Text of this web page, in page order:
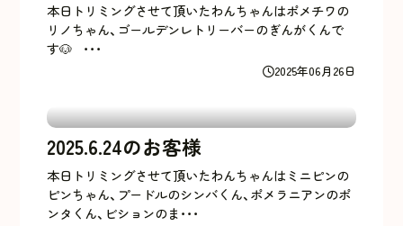
2025年06月26日
本日トリミングさせて頂いたわんちゃんはポメチワの
リノちゃん、ゴールデンレトリーバーのぎんがくんで
す🐶 ･･･
2025.6.24のお客様
本日トリミングさせて頂いたわんちゃんはミニピンの
ピンちゃん、プードルのシンバくん、ポメラニアンのポ
ンタくん、ビションのま･･･